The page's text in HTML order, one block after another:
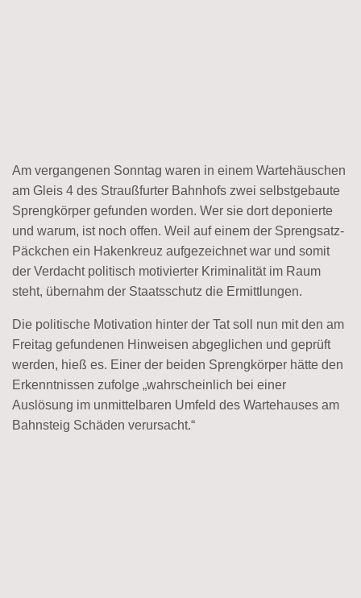
Am vergangenen Sonntag waren in einem Wartehäuschen
am Gleis 4 des Straußfurter Bahnhofs zwei selbstgebaute
Sprengkörper gefunden worden. Wer sie dort deponierte
und warum, ist noch offen. Weil auf einem der Sprengsatz-
Päckchen ein Hakenkreuz aufgezeichnet war und somit
der Verdacht politisch motivierter Kriminalität im Raum
steht, übernahm der Staatsschutz die Ermittlungen.
Die politische Motivation hinter der Tat soll nun mit den am
Freitag gefundenen Hinweisen abgeglichen und geprüft
werden, hieß es. Einer der beiden Sprengkörper hätte den
Erkenntnissen zufolge „wahrscheinlich bei einer
Auslösung im unmittelbaren Umfeld des Wartehauses am
Bahnsteig Schäden verursacht.“